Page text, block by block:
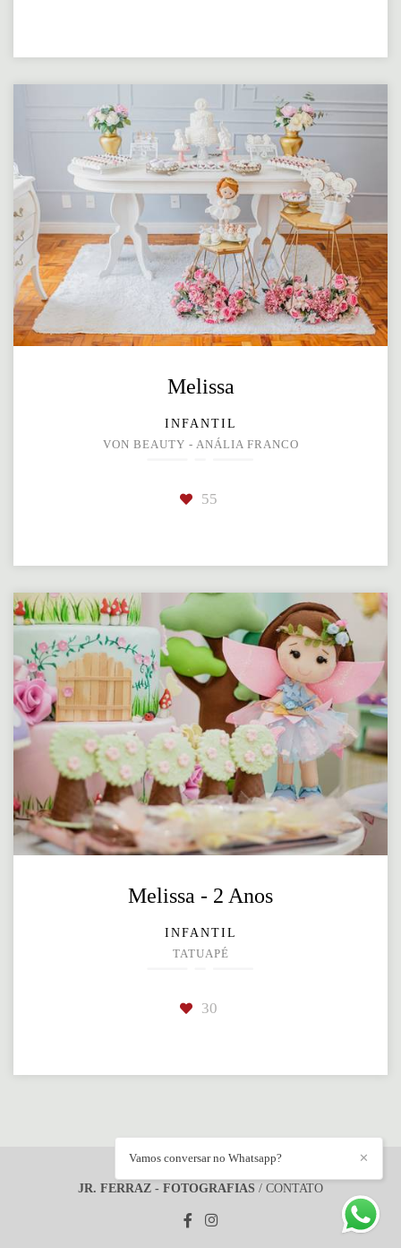
Melissa
INFANTIL
VON BEAUTY - ANÁLIA FRANCO
55
Melissa - 2 Anos
INFANTIL
TATUAPÉ
30
JR. FERRAZ - FOTOGRAFIAS / CONTATO
✕
Vamos conversar no Whatsapp?